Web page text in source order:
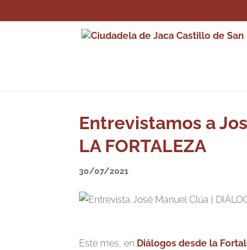
Entrevistamos a
LA FORTALEZA
30/07/2021
Este mes, en Diálogos desde la